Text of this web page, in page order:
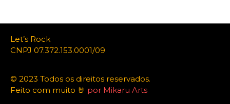
Let’s Rock
CNPJ 07.372.153.0001/09
© 2023 Todos os direitos reservados.
Feito com muito 🤘 por Mikaru Arts